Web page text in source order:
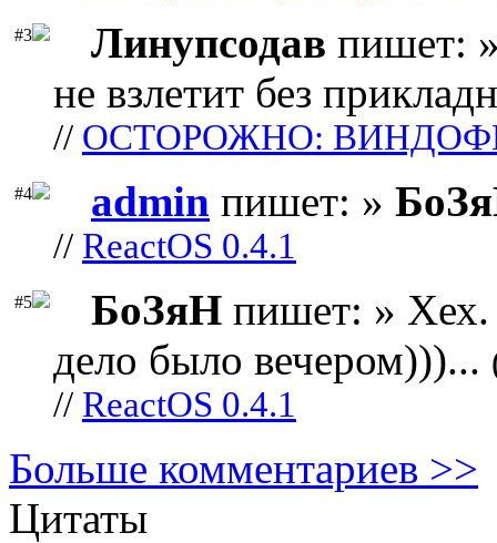
#3 Линупсодав пишет:
не взлетит без
// ОСТОРОЖНО:
#4 admin пишет: »
// ReactOS 0.4.1
#5 БоЗяН пишет: » Хех.
дело было вечером)))...
// ReactOS 0.4.1
Больше комментариев >>
Цитаты